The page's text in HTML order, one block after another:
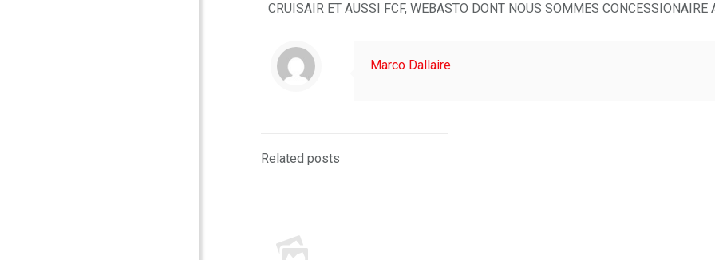
CRUISAIR ET AUSSI FCF, WEBASTO DONT NOUS SOMMES CONCESSIONAIRE
Marco Dallaire
Related posts